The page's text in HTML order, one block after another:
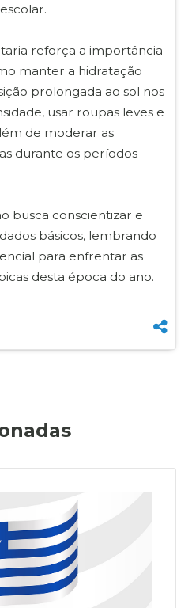
reforça a importância
manter a hidratação
prolongada ao sol nos
usar roupas leves e
de moderar as
durante os períodos
busca conscientizar e
básicos, lembrando
para enfrentar as
desta época do ano.